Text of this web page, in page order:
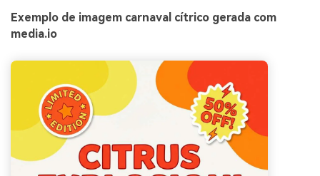
Exemplo de imagem carnaval cítrico gerada com
media.io